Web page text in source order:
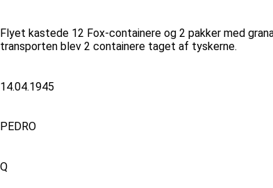
Flyet kastede 12 Fox-containere og 2 pakker med
transporten blev 2 containere taget af tyskerne.
14.04.1945
PEDRO
Q